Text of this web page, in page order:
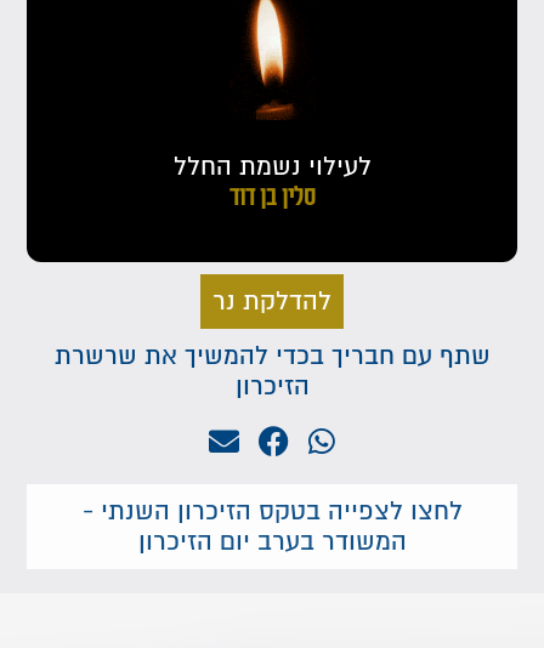
לעילוי נשמת החלל
סלין בן דוד
להדלקת נר
שתף עם חבריך בכדי להמשיך את שרשרת
הזיכרון
לחצו לצפייה בטקס הזיכרון השנתי -
המשודר בערב יום הזיכרון